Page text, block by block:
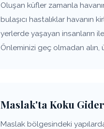
Oluşan küfler zamanla
bulaşıcı hastalıklar havanın
yerlerde yaşayan insanların
Önleminizi geç olmadan alın,
Maslak'ta Koku
Maslak bölgesindeki